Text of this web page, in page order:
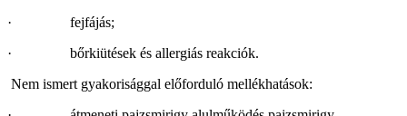
· fejfájás;
· bőrkiütések és allergiás reakciók.
Nem ismert gyakorisággal előforduló mellékhatások: